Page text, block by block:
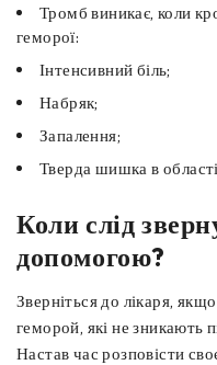
Тромб виникає, коли
геморої:
Інтенсивний біль;
Набряк;
Запалення;
Тверда шишка в
Коли слід
допомогою?
Зверніться до лікаря,
геморой, які не зникають
Настав час розповісти